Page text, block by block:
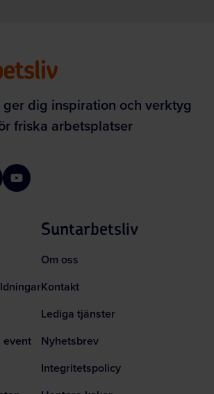
dig inspiration och verktyg
friska arbetsplatser
YouTube
event
Suntarbetsliv
Om oss
Kontakt
Lediga tjänster
Nyhetsbrev
Integritetspolicy